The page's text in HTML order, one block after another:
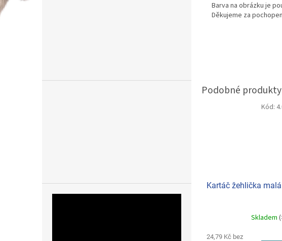
Barva na obrázku je
Děkujeme za
Kartáč žehlička malá
Skladem
24,79 Kč bez
Kód: